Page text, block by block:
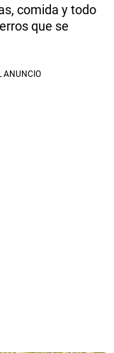
comida y todo
que se